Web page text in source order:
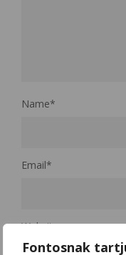
Fontosnak
Name*
Email*
Website